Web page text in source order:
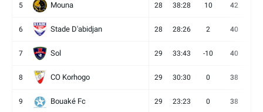
5 Mouna 28 38:28 10 42
6 Stade D'abidjan 28 28:26 2 40
7 Sol 29 33:43 -10 40
8 CO Korhogo 29 30:30 0 38
9 Bouaké Fc 29 23:23 0 38